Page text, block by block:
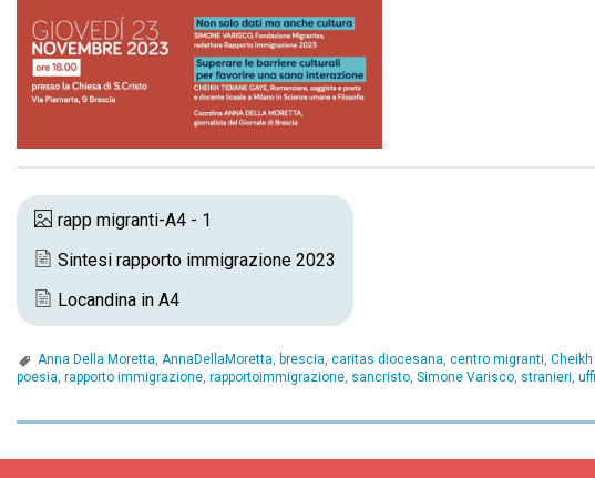
rapp migranti-A4 - 1
Sintesi rapporto immigrazione 2023
Locandina in A4
Anna Della Moretta, AnnaDellaMoretta, brescia, caritas diocesana, centro migranti,
poesia, rapporto immigrazione, rapportoimmigrazione, sancristo, Simone Varisco, stranieri,